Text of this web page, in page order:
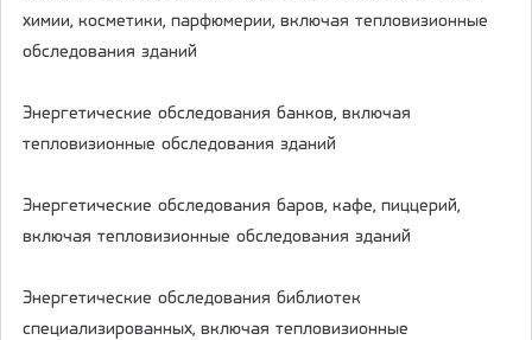
химии, косметики, парфюмерии, включая тепловизионные
обследования зданий
Энергетические обследования банков, включая
тепловизионные обследования зданий
Энергетические обследования баров, кафе, пиццерий,
включая тепловизионные обследования зданий
Энергетические обследования библиотек
специализированных, включая тепловизионные